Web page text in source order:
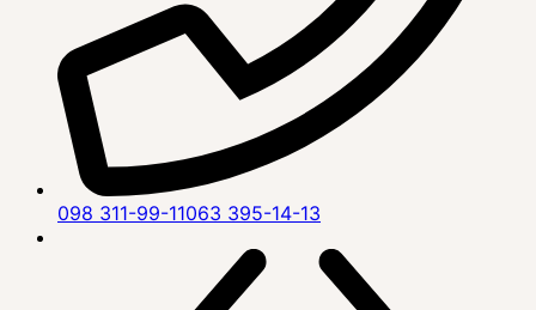
098 311-99-11063 395-14-13